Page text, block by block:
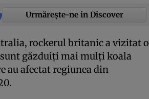
Urmărește-ne in Discover
rockerul britanic a vizitat o
găzduiţi mai mulţi koala
au afectat regiunea din